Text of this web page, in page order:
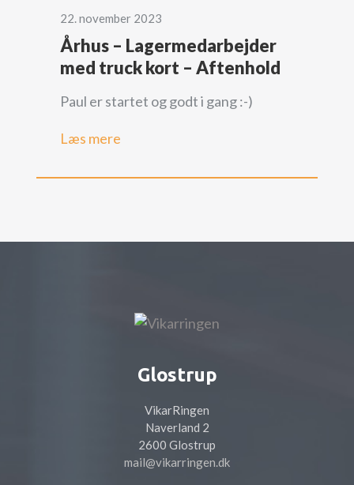
22. november 2023
Århus – Lagermedarbejder
med truck kort – Aftenhold
Paul er startet og godt i gang :-)
Læs mere
Glostrup
VikarRingen
Naverland 2
2600 Glostrup
mail@vikarringen.dk